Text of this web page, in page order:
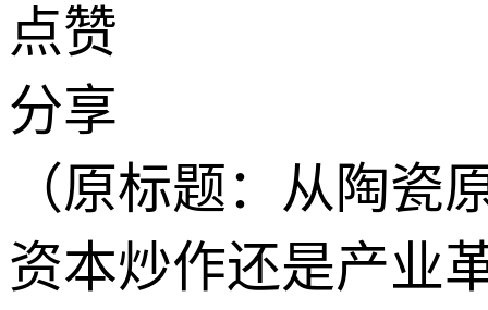
点赞
分享
（原标题：从陶
资本炒作还是产业